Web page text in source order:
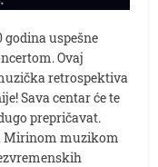
uspešne
Ovaj
retrospektiva
Sava centar će te
prepričavat.
Mirinom muzikom